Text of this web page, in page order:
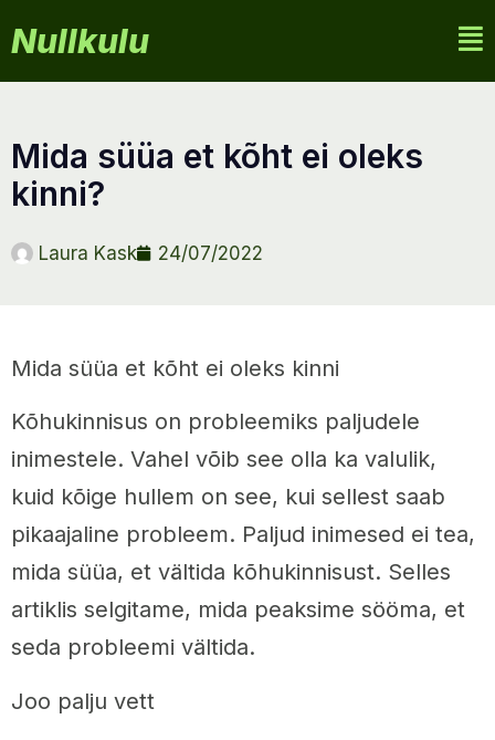
Nullkulu
mida süüa et kõht ei oleks
kinni?
Laura Kask 24/07/2022
Mida süüa et kõht ei oleks kinni
Kõhukinnisus on probleemiks paljudele
inimestele. Vahel võib see olla ka valulik,
kuid kõige hullem on see, kui sellest saab
pikaajaline probleem. Paljud inimesed ei tea,
mida süüa, et vältida kõhukinnisust. Selles
artiklis selgitame, mida peaksime sööma, et
seda probleemi vältida.
Joo palju vett